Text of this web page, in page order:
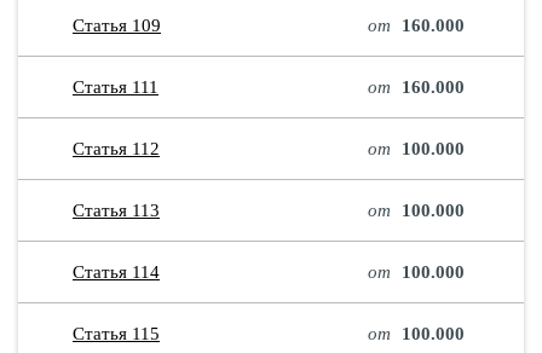
Статья 109 от 160.000
Статья 111 от 160.000
Статья 112 от 100.000
Статья 113 от 100.000
Статья 114 от 100.000
Статья 115 от 100.000